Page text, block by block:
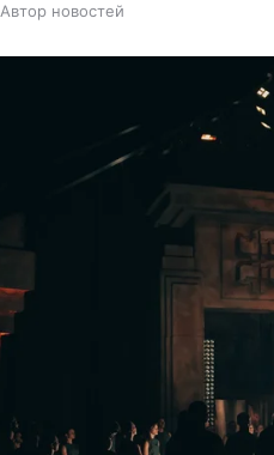
Автор новостей